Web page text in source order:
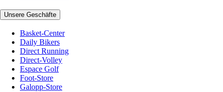
Unsere Geschäfte
Basket-Center
Daily Bikers
Direct Running
Direct-Volley
Espace Golf
Foot-Store
Galopp-Store